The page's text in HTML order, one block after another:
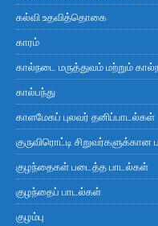
கல்வி உதவித்தொகை
காரம்
கால்நடை மருத்துவம் மற்றும்
கால்பந்து
காளமேகப் புலவர் தனிப்பாடல்கள்
குருவிரொட்டி சிறுவர்களுக்கான
குழந்தைகள் படைத்த பாடல்கள்
குழந்தைப் பாடல்கள்
குழம்பு